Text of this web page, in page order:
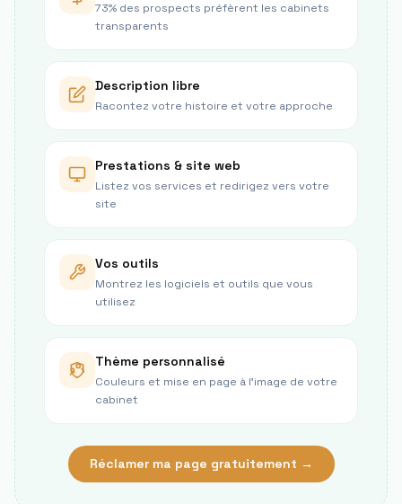
73% des prospects préfèrent les cabinets
transparents
Description libre
Racontez votre histoire et votre approche
Prestations & site web
Listez vos services et redirigez vers votre
site
Vos outils
Montrez les logiciels et outils que vous
utilisez
Thème personnalisé
Couleurs et mise en page à l’image de votre
cabinet
Réclamer ma page gratuitement →